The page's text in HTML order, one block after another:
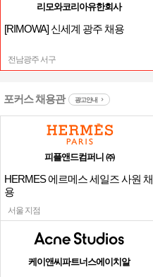
리모와코리아유한회사
[RIMOWA] 신세계 광주 채용
전남광주 서구
포커스 채용관 광고안내
피플앤드컴퍼니 ㈜
HERMES 에르메스 세일즈 사원 채
용
서울 지점
케이앤씨파트너스에이치알